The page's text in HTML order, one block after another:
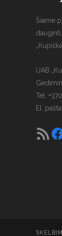
Šiame
UAB
Tel.
El.